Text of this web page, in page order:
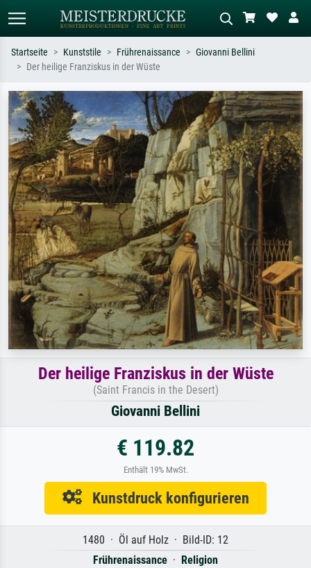
Suchen Sie nach Künstlern, Werktiteln
oder Stilen – z.B. Monet,
Sternennacht, Impressionismus, Welle
Hokusai, Akt.
Beschreiben Sie die Szene – z.B. Grüne
Wiese, Abstrakt mit viel Rot, Dunkles
Ölgemälde, Stehender Akt neben einem
Baum.
Startseite Kunststile Frührenaissance
Giovanni Bellini
Der heilige Franziskus in der Wüste
Der heilige Franziskus in der Wüste
(Saint Francis in the Desert)
Giovanni Bellini
€ 119.82
Enthält 19% MwSt.
Kunstdruck konfigurieren
1480 · Öl auf Holz · Bild-ID: 12
Frührenaissance · Religion